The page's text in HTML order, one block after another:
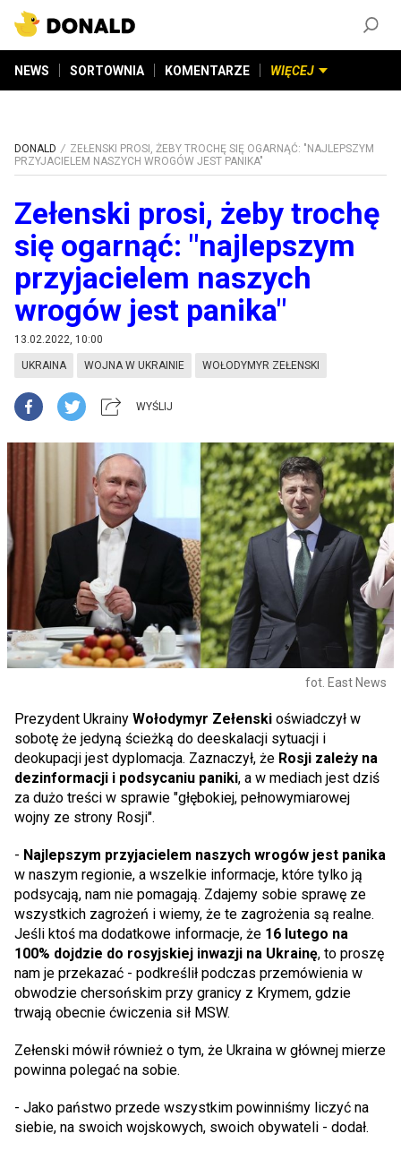
NEWS SORTOWNIA KOMENTARZE WIĘCEJ
DONALD
ZEŁENSKI PROSI, ŻEBY TROCHĘ SIĘ OGARNĄĆ: "NAJLEPSZYM
PRZYJACIELEM NASZYCH WROGÓW JEST PANIKA"
Zełenski prosi, żeby trochę
się ogarnąć: "najlepszym
przyjacielem naszych
wrogów jest panika"
13.02.2022, 10:00
UKRAINA WOJNA W UKRAINIE WOŁODYMYR ZEŁENSKI
WYŚLIJ
fot. East News
Prezydent Ukrainy Wołodymyr Zełenski oświadczył w
sobotę że jedyną ścieżką do deeskalacji sytuacji i
deokupacji jest dyplomacja. Zaznaczył, że Rosji zależy na
dezinformacji i podsycaniu paniki, a w mediach jest dziś
za dużo treści w sprawie "głębokiej, pełnowymiarowej
wojny ze strony Rosji".
- Najlepszym przyjacielem naszych wrogów jest panika
w naszym regionie, a wszelkie informacje, które tylko ją
podsycają, nam nie pomagają. Zdajemy sobie sprawę ze
wszystkich zagrożeń i wiemy, że te zagrożenia są realne.
Jeśli ktoś ma dodatkowe informacje, że 16 lutego na
100% dojdzie do rosyjskiej inwazji na Ukrainę, to proszę
nam je przekazać - podkreślił podczas przemówienia w
obwodzie chersońskim przy granicy z Krymem, gdzie
trwają obecnie ćwiczenia sił MSW.
Zełenski mówił również o tym, że Ukraina w głównej mierze
powinna polegać na sobie.
- Jako państwo przede wszystkim powinniśmy liczyć na
siebie, na swoich wojskowych, swoich obywateli - dodał.